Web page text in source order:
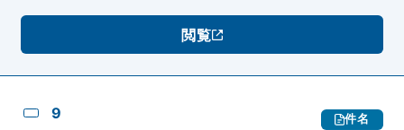
閲覧
9 件名